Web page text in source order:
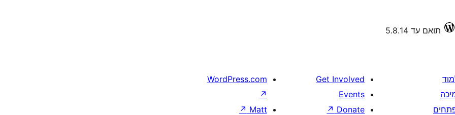
תואם עד 5.8.14
Get Involved
Events
Donate
↗
WordPress.com
↗
Matt
↗